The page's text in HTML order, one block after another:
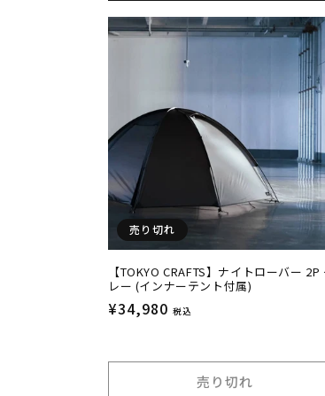
売り切れ
【TOKYO CRAFTS】ナイトローバー 2P
レー (インナーテント付属)
通
¥34,980 税込
売り切れ